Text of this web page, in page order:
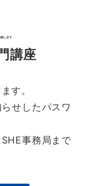
講座
す。
せしたパスワ
事務局まで